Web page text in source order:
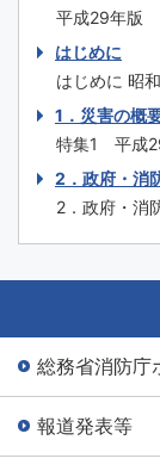
平成29年版
（一式） は
害と対応 特
防のあり方
応 特集4 消
はじめに
はじめに 昭
を原則とする
成30年３月
の積重ねに
化が図られ、
然災害への
1．災害の概
特集1 平成
概要 （1）気
て、梅雨前線
くり南下し
ら西日本に
2．政府・消
2．政府・消
総理大臣官
福岡県に大
総務省消防庁
報道発表等